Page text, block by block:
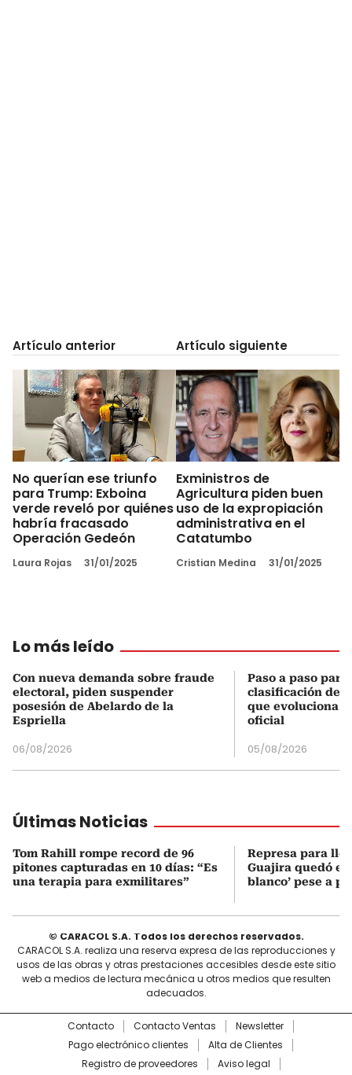
Artículo anterior
No querían ese triunfo
para Trump: Exboina
verde reveló por quiénes
habría fracasado
Operación Gedeón
Laura Rojas 31/01/2025
Artículo siguiente
Exministros de
Agricultura piden buen
uso de la expropiación
administrativa en el
Catatumbo
Cristian Medina 31/01/2025
Lo más leído
Con nueva demanda sobre fraude
electoral, piden suspender
posesión de Abelardo de la
Espriella
06/08/2026
Paso a paso
clasificación del
que evoluciona
oficial
05/08/2026
Últimas Noticias
Tom Rahill rompe record de 96
pitones capturadas en 10 días: “Es
una terapia para exmilitares”
Represa para
Guajira quedó en
blanco’ pese a
© CARACOL S.A. Todos los derechos reservados.
CARACOL S.A. realiza una reserva expresa de las reproducciones y
usos de las obras y otras prestaciones accesibles desde este sitio
web a medios de lectura mecánica u otros medios que resulten
adecuados.
Contacto Contacto Ventas
Newsletter
Pago electrónico clientes
Alta de Clientes
Registro de proveedores
Aviso legal